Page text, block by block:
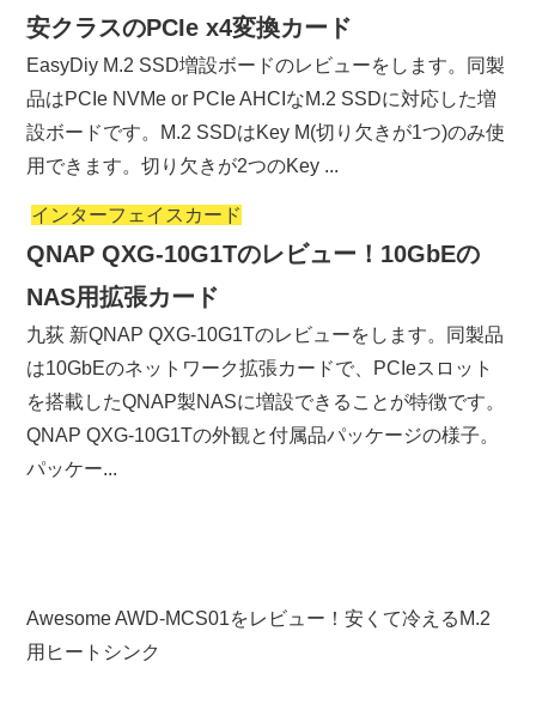
安クラスのPCIe x4変換カード
EasyDiy M.2 SSD増設ボードのレビューをします。同製
品はPCIe NVMe or PCIe AHCIなM.2 SSDに対応した増
設ボードです。M.2 SSDはKey M(切り欠きが1つ)のみ使
用できます。切り欠きが2つのKey ...
インターフェイスカード
QNAP QXG-10G1Tのレビュー！10GbEの
NAS用拡張カード
九荻 新QNAP QXG-10G1Tのレビューをします。同製品
は10GbEのネットワーク拡張カードで、PCIeスロット
を搭載したQNAP製NASに増設できることが特徴です。
QNAP QXG-10G1Tの外観と付属品パッケージの様子。
パッケー...
Awesome AWD-MCS01をレビュー！安くて冷えるM.2
用ヒートシンク